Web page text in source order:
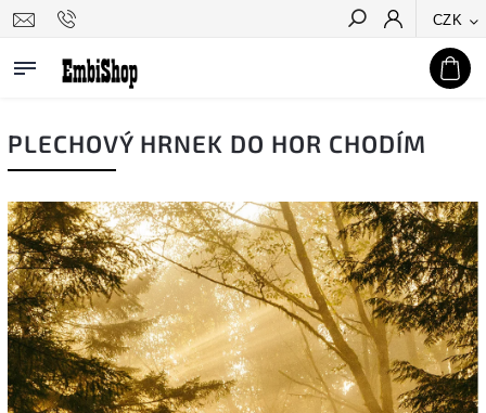
CZK
Hledat
PLECHOVÝ HRNEK DO HOR CHODÍM